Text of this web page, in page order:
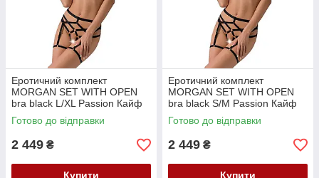
Еротичний комплект
MORGAN SET WITH OPEN
bra black L/XL Passion Кайф
Готово до відправки
2 449 ₴
Купити
Еротичний комплект
MORGAN SET WITH OPEN
bra black S/M Passion Кайф
Готово до відправки
2 449 ₴
Купити